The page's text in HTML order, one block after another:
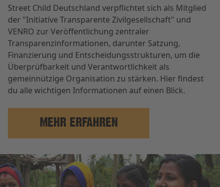
Street Child Deutschland verpflichtet sich als Mitglied
der "Initiative Transparente Zivilgesellschaft" und
VENRO zur Veröffentlichung zentraler
Transparenzinformationen, darunter Satzung,
Finanzierung und Entscheidungsstrukturen, um die
Überprüfbarkeit und Verantwortlichkeit als
gemeinnützige Organisation zu stärken. Hier findest
du alle wichtigen Informationen auf einen Blick.
MEHR ERFAHREN